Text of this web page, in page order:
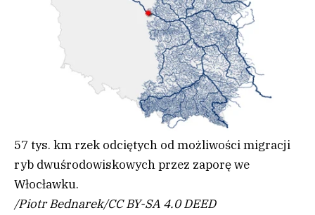
57 tys. km rzek odciętych od możliwości migracji
ryb dwuśrodowiskowych przez zaporę we
Włocławku.
/Piotr Bednarek/CC BY-SA 4.0 DEED